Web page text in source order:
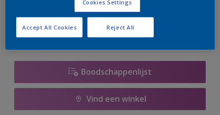
er hard aan om de voorraad aan te vullen.
Boodschappenlijst
Vind een winkel
Cookies Settings
Reject All
Accept All Cookies